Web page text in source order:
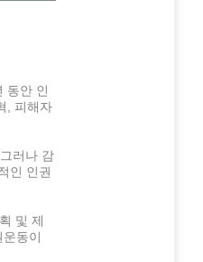
동안 인
, 피해자
러나 감
인 인권
및 제
동이